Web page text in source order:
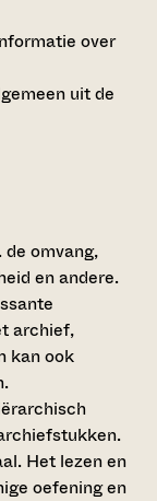
over
uit de
omvang,
en andere.
archief,
kan ook
Het lezen en
oefening en